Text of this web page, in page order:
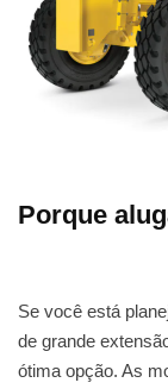
Porque
Se você está
de grande
ótima opção. As